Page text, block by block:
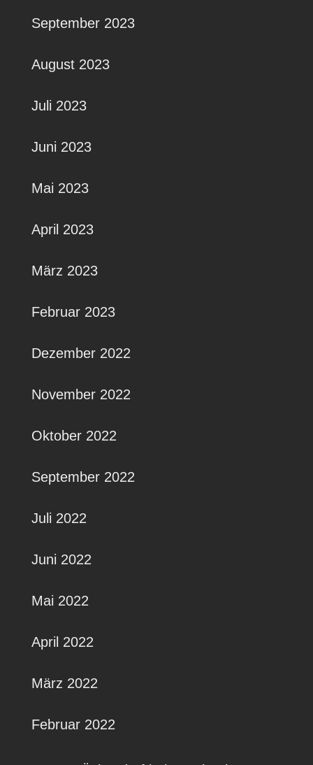
September 2023
August 2023
Juli 2023
Juni 2023
Mai 2023
April 2023
März 2023
Februar 2023
Dezember 2022
November 2022
Oktober 2022
September 2022
Juli 2022
Juni 2022
Mai 2022
April 2022
März 2022
Februar 2022